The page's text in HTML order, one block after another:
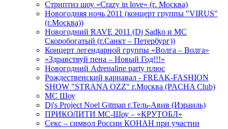
Стриптиз шоу «Crazy in love» (г. Москва)
Новогодняя ночь 2011 (концерт группы "VIRUS"
(г.Москва))
Новогодний RAVE 2011 (Dj Sadko и MC
Скоробогатый (г.Санкт – Петербург))
Концерт легендарной группы «Волга – Волга»
«Здравствуй пена – Новый Год!!!»
Новогодний Adrenaline party плюс
Рождественский карнавал - FREAK-FASHION
SHOW "STRANA OZZ" г.Москва (PACHA Club)
MC Шоу
Dj's Project Noel Gitman г.Тель-Авив (Израиль)
ПРИКОЛИТИ МС-Шоу – «КРУТОБЛ»
Секс – символ России КОНАН при участии